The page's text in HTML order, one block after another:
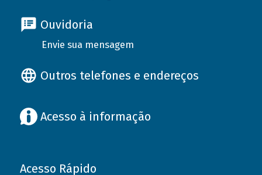
Ouvidoria
Envie sua mensagem
Outros telefones e endereços
Acesso à informação
Acesso Rápido